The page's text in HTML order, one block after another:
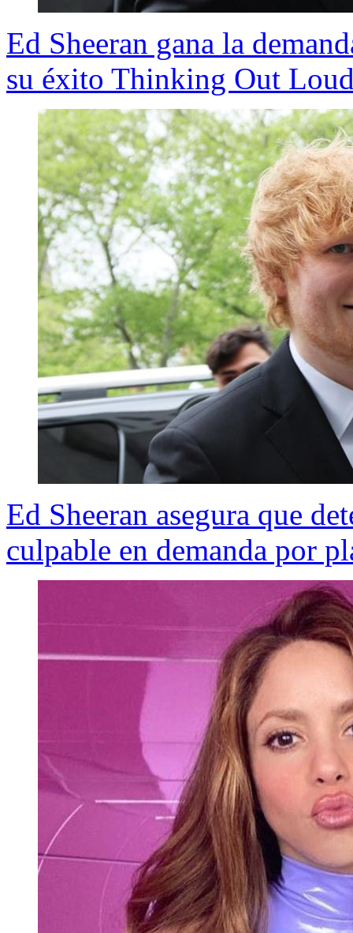
Ed Sheeran gana la
su éxito Thinking Out
Ed Sheeran asegura que
culpable en demanda por